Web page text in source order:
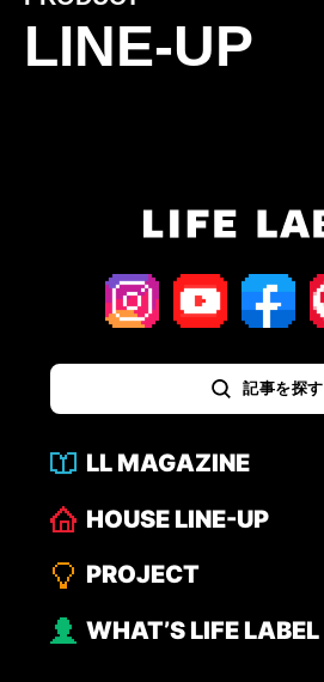
LINE-UP
記事を探す
LL MAGAZINE
HOUSE LINE-UP
PROJECT
WHAT’S LIFE LABEL